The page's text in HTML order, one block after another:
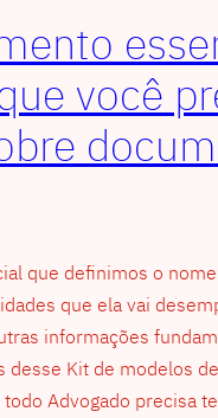
você
que definimos o
que ela vai
informações
desse Kit de modelos de
Advogado precisa